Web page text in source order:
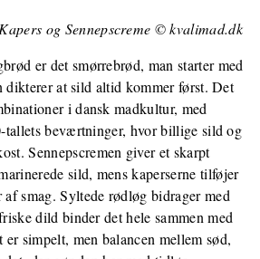
og Sennepscreme © kvalimad.dk
er det smørrebrød, man starter med
at sild altid kommer først. Det
i dansk madkultur, med
tallets beværtninger, hvor billige sild og
Sennepscremen giver et skarpt
sild, mens kaperserne tilføjer
af smag. Syltede rødløg bidrager med
dild binder det hele sammen med
er simpelt, men balancen mellem sød,